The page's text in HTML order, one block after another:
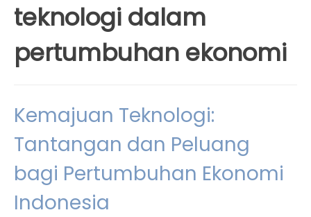
teknologi dalam
pertumbuhan ekonomi
Kemajuan Teknologi:
Tantangan dan Peluang
bagi Pertumbuhan Ekonomi
Indonesia